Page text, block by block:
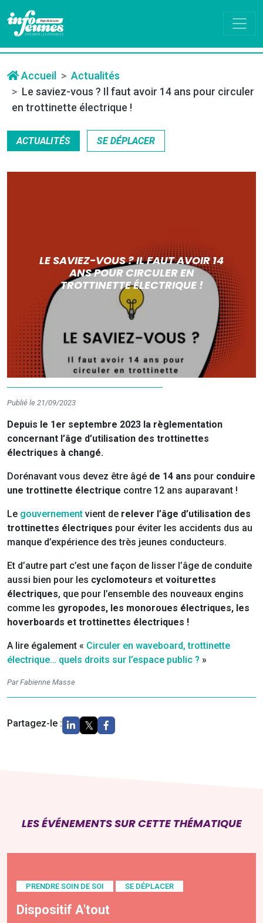
Accueil
Actualités
Le saviez-vous ? Il faut avoir 14 ans pour circuler
en trottinette électrique !
ACTUALITÉS SE DÉPLACER
LE SAVIEZ-VOUS ? IL FAUT AVOIR 14
ANS POUR CIRCULER EN
TROTTINETTE ÉLECTRIQUE !
Publié le 21/09/2023
Depuis le 1er septembre 2023 la règlementation
concernant l’âge d’utilisation des trottinettes
électriques à changé.
Dorénavant vous devez être âgé de 14 ans pour conduire
une trottinette électrique contre 12 ans auparavant !
Le gouvernement vient de relever l’âge d’utilisation des
trottinettes électriques pour éviter les accidents dus au
manque d’expérience des très jeunes conducteurs.
Et d’autre part c’est une façon de lisser l’âge de conduite
aussi bien pour les cyclomoteurs et voiturettes
électriques, que pour l’ensemble des nouveaux engins
comme les gyropodes, les monoroues électriques, les
hoverboards et trottinettes électriques !
A lire également « Circuler en waveboard, trottinette
électrique… quels droits sur l’espace public ? »
Par Fabienne Masse
Partagez-le :
LES ÉVÉNEMENTS SUR CETTE THÉMATIQUE
PRENDRE SOIN DE SOI SE DÉPLACER
Dispositif A'tout